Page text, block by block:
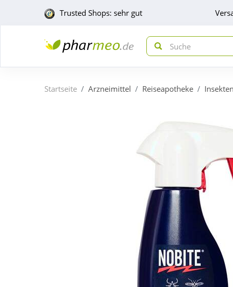
Trusted Shops: sehr gut
Startseite Arzneimittel Reiseapotheke